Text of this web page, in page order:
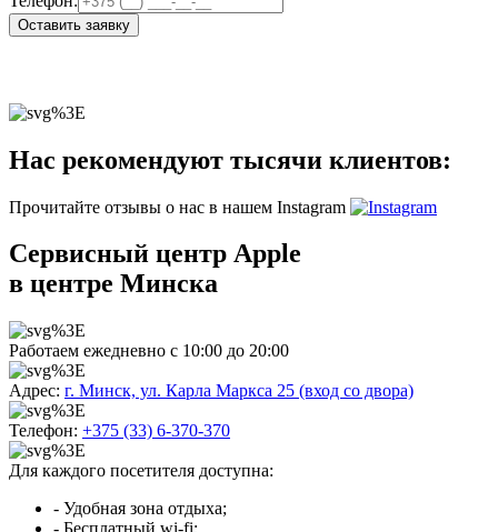
Оставить заявку
Нас рекомендуют тысячи клиентов:
Прочитайте отзывы о нас в нашем Instagram
Сервисный центр Apple
в центре Минска
Работаем ежедневно с 10:00 до 20:00
Адрес: г. Минск, ул. Карла Маркса 25 (вход со двора)
Телефон: +375 (33) 6-370-370
Для каждого посетителя доступна:
- Удобная зона отдыха;